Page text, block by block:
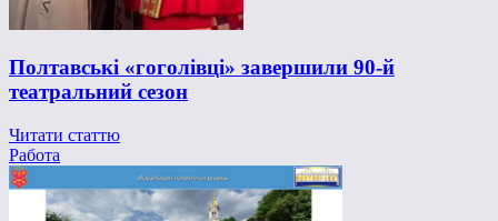
Полтавські «гоголівці» завершили 90-й
театральний сезон
Читати статтю
Работа